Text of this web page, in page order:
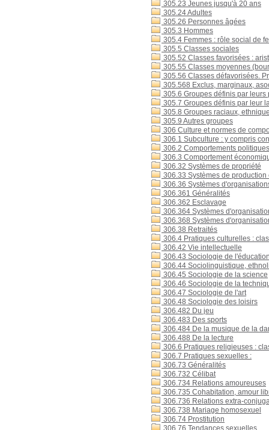
305.23 Jeunes jusqu'à 20 ans
305.24 Adultes
305.26 Personnes âgées
305.3 Hommes
305.4 Femmes : rôle social de
305.5 Classes sociales
305.52 Classes favorisées :
305.55 Classes moyennes
305.56 Classes défavorisées.
305.568 Exclus, marginaux,
305.6 Groupes définis par
305.7 Groupes définis par leur
305.8 Groupes raciaux,
305.9 Autres groupes
306 Culture et normes de
306.1 Subculture : y compris
306.2 Comportements
306.3 Comportement
306.32 Systèmes de propriété
306.33 Systèmes de production
306.36 Systèmes
306.361 Généralités
306.362 Esclavage
306.364 Systèmes
306.368 Systèmes
306.38 Retraités
306.4 Pratiques culturelles :
306.42 Vie intellectuelle
306.43 Sociologie de
306.44 Sociolinguistique,
306.45 Sociologie de la science
306.46 Sociologie de la
306.47 Sociologie de l'art
306.48 Sociologie des loisirs
306.482 Du jeu
306.483 Des sports
306.484 De la musique de la
306.488 De la lecture
306.6 Pratiques religieuses :
306.7 Pratiques sexuelles :
306.73 Généralités
306.732 Célibat
306.734 Relations amoureuses
306.735 Cohabitation, amour
306.736 Relations extra-
306.738 Mariage homosexuel
306.74 Prostitution
306.76 Tendances sexuelles